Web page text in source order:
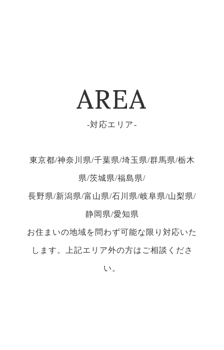
AREA
対応エリア
東京都/神奈川県/千葉県/埼玉県/群馬県/栃木
県/茨城県/福島県/
長野県/新潟県/富山県/石川県/岐阜県/山梨県/
静岡県/愛知県
お住まいの地域を問わず可能な限り対応いた
します。上記エリア外の方はご相談くださ
い。